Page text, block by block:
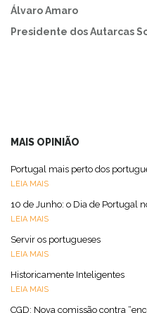
Álvaro Amaro
Presidente dos Autarcas
MAIS OPINIÃO
Portugal mais perto dos
LEIA MAIS
10 de Junho: o Dia de Portugal
LEIA MAIS
Servir os portugueses
LEIA MAIS
Historicamente Inteligentes
LEIA MAIS
CGD: Nova comissão contra